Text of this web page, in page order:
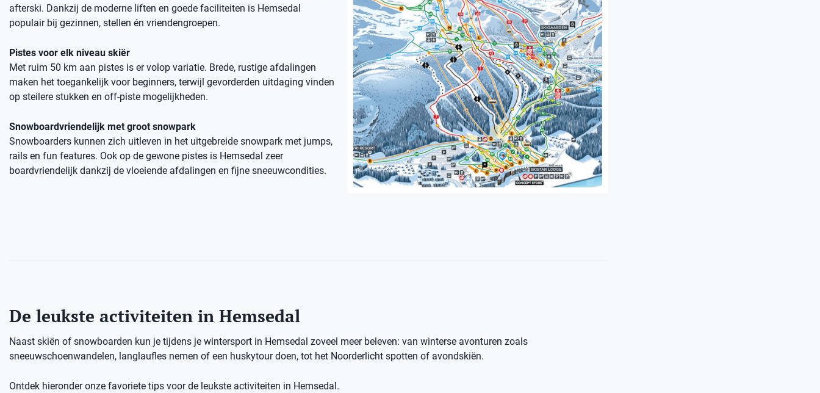
afterski. Dankzij de moderne liften en goede faciliteiten is Hemsedal
populair bij gezinnen, stellen én vriendengroepen.
Pistes voor elk niveau skiër
Met ruim 50 km aan pistes is er volop variatie. Brede, rustige afdalingen
maken het toegankelijk voor beginners, terwijl gevorderden uitdaging vinden
op steilere stukken en off-piste mogelijkheden.
Snowboardvriendelijk met groot snowpark
Snowboarders kunnen zich uitleven in het uitgebreide snowpark met jumps,
rails en fun features. Ook op de gewone pistes is Hemsedal zeer
boardvriendelijk dankzij de vloeiende afdalingen en fijne sneeuwcondities.
De leukste activiteiten in Hemsedal
Naast skiën of snowboarden kun je tijdens je wintersport in Hemsedal zoveel meer beleven: van winterse avonturen zoals
sneeuwschoenwandelen, langlaufles nemen of een huskytour doen, tot het Noorderlicht spotten of avondskiën.
Ontdek hieronder onze favoriete tips voor de leukste activiteiten in Hemsedal.